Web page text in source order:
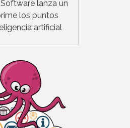
lanza un
los puntos
artificial